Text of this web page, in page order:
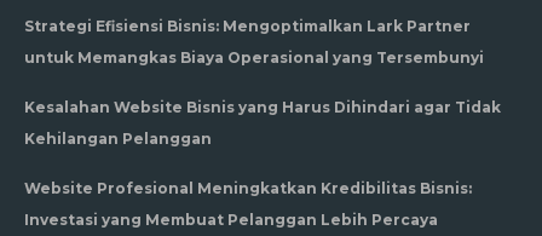
Strategi Efisiensi Bisnis: Mengoptimalkan Lark Partner
untuk Memangkas Biaya Operasional yang Tersembunyi
Kesalahan Website Bisnis yang Harus Dihindari agar Tidak
Kehilangan Pelanggan
Website Profesional Meningkatkan Kredibilitas Bisnis:
Investasi yang Membuat Pelanggan Lebih Percaya